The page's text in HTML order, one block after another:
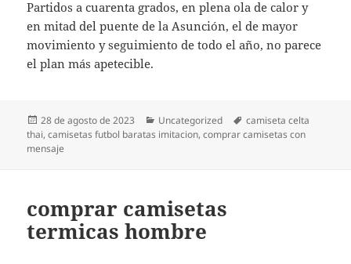
Partidos a cuarenta grados, en plena ola de calor y
en mitad del puente de la Asunción, el de mayor
movimiento y seguimiento de todo el año, no parece
el plan más apetecible.
Publicado
el
28 de agosto de 2023 Categorías
Uncategorized Etiquetas
camiseta celta
thai,camisetas futbol baratas imitacion,comprar camisetas con
mensaje
comprar camisetas
termicas hombre